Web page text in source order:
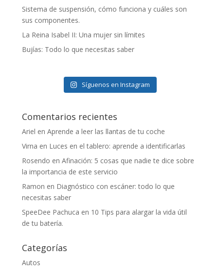
Sistema de suspensión, cómo funciona y cuáles son
sus componentes.
La Reina Isabel II: Una mujer sin límites
Bujías: Todo lo que necesitas saber
Síguenos en Instagram
Comentarios recientes
Ariel en Aprende a leer las llantas de tu coche
Virna en Luces en el tablero: aprende a identificarlas
Rosendo en Afinación: 5 cosas que nadie te dice sobre
la importancia de este servicio
Ramon en Diagnóstico con escáner: todo lo que
necesitas saber
SpeeDee Pachuca en 10 Tips para alargar la vida útil
de tu batería.
Categorías
Autos